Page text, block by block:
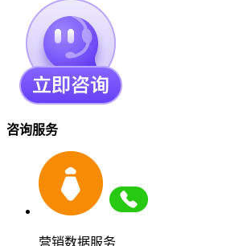
咨询服务
营销数据服务